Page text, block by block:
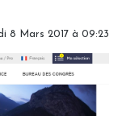
8 Mars 2017 à 09:23